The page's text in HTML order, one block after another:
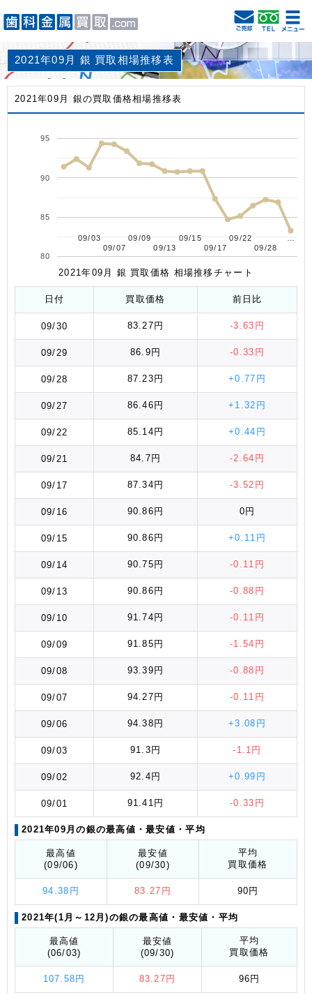
2021年09月 銀 買取相場推移表
2021年09月 銀の買取価格相場推移表
09/03
09/03
09/07
09/07
09/09
09/09
09/13
09/13
09/15
09/15
09/17
09/17
09/22
09/22
09/28
09/28
80
85
90
95
2021年09月 銀 買取価格 相場推移チャート
日付 買取価格 前日比
09/30 83.27円 -3.63円
09/29 86.9円 -0.33円
09/28 87.23円 +0.77円
09/27 86.46円 +1.32円
09/22 85.14円 +0.44円
09/21 84.7円 -2.64円
09/17 87.34円 -3.52円
09/16 90.86円 0円
09/15 90.86円 +0.11円
09/14 90.75円 -0.11円
09/13 90.86円 -0.88円
09/10 91.74円 -0.11円
09/09 91.85円 -1.54円
09/08 93.39円 -0.88円
09/07 94.27円 -0.11円
09/06 94.38円 +3.08円
09/03 91.3円 -1.1円
09/02 92.4円 +0.99円
09/01 91.41円 -0.33円
2021年09月の銀の最高値 ・最安値 ・平均
最高値
(09/06)
最安値
(09/30)
平均
買取価格
94.38円 83.27円 90円
2021年(1月～12月)の銀の最高値 ・最安値 ・平均
最高値
(06/03)
最安値
(09/30)
平均
買取価格
107.58円 83.27円 96円